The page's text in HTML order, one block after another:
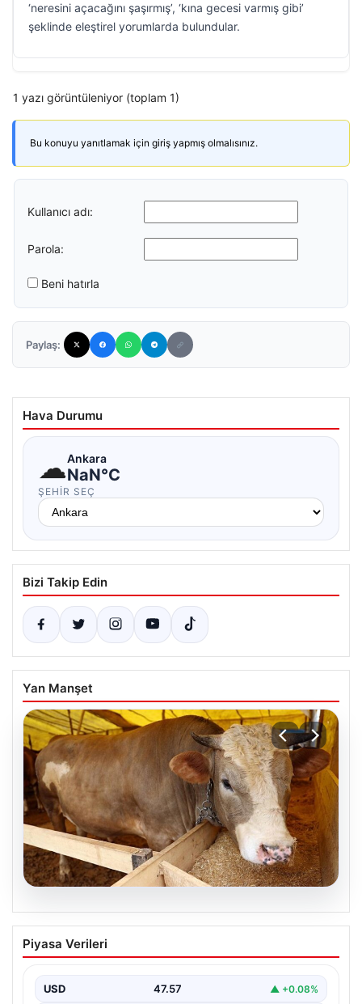
‘neresini açacağını şaşırmış’, ‘kına gecesi varmış gibi’
şeklinde eleştirel yorumlarda bulundular.
1 yazı görüntüleniyor (toplam 1)
Bu konuyu yanıtlamak için giriş yapmış olmalısınız.
Kullanıcı adı:
Parola:
Beni hatırla
Paylaş:
Hava Durumu
☁Ankara
NaN°C
ŞEHIR SEÇ
Bizi Takip Edin
Yan Manşet
05.08.2026
Kurbanlık fiyatları il il sorgulama ekranı
2026: Büyükbaş ve küçükbaş canlı kilo
ve tüm illerin kurbanlık fiyatları
Piyasa Verileri
USD 47.57 ▲ +0.08%